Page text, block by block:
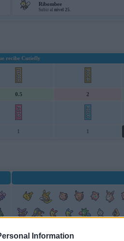
Information
Ribombee
Subir al nivel 25 .
recibe Cutiefly
0.5 2
1 1